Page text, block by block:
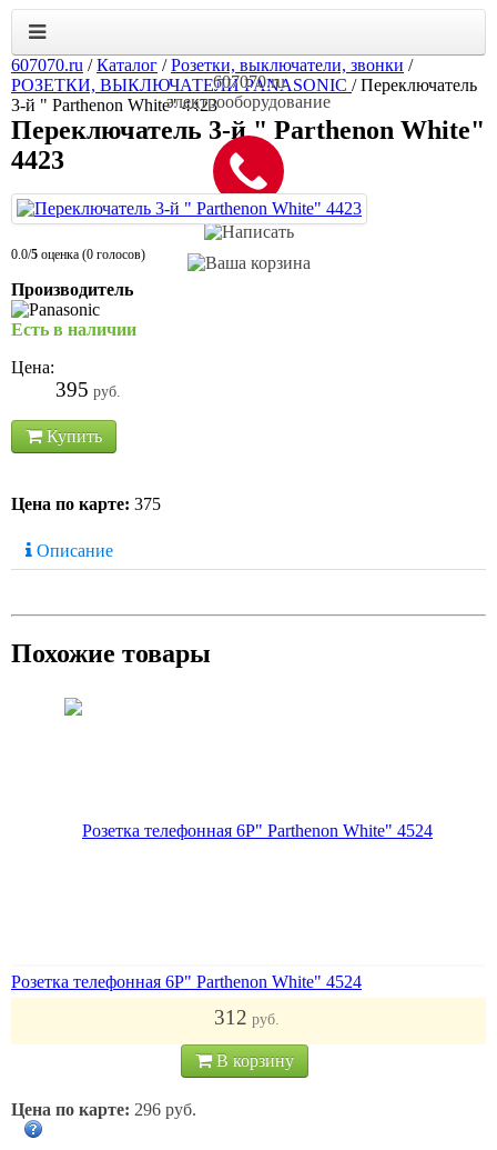
607070.ru
электрооборудование
607070.ru /Каталог /Розетки, выключатели, звонки /
РОЗЕТКИ, ВЫКЛЮЧАТЕЛИ PANASONIC /Переключатель
3-й " Parthenon White" 4423
Переключатель 3-й " Parthenon White"
4423
0.0/5 оценка (0 голосов)
Производитель
Есть в наличии
Цена:
395 руб.
Купить
Цена по карте: 375
Описание
Похожие товары
Розетка телефонная 6Р" Parthenon White" 4524
312 руб.
В корзину
Цена по карте: 296 руб.